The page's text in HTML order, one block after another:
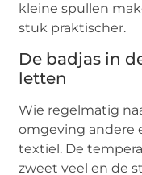
kleine spullen
stuk praktischer.
De badjas in
letten
Wie regelmatig
omgeving andere
textiel. De
zweet veel en de